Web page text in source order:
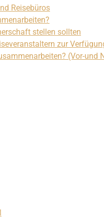
Reisebüros
stellen sollten
zur
(Vor-und